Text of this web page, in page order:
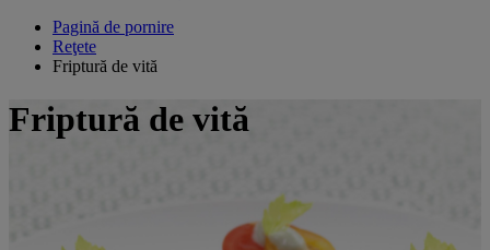
Pagină de pornire
Reţete
Friptură de vită
Friptură de vită